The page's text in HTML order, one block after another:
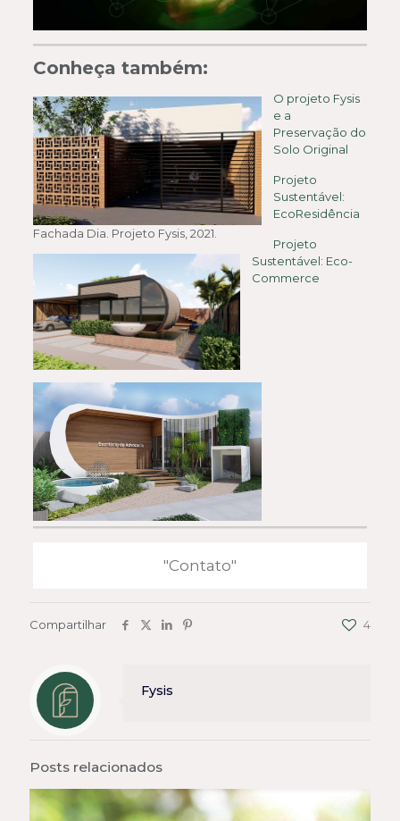
Conheça também:
Fachada Dia. Projeto Fysis, 2021.
O projeto Fysis
e a
Preservação do
Solo Original
Projeto
Sustentável:
EcoResidência
Projeto
Sustentável: Eco-
Commerce
"Contato"
Compartilhar 4
Fysis
Posts relacionados